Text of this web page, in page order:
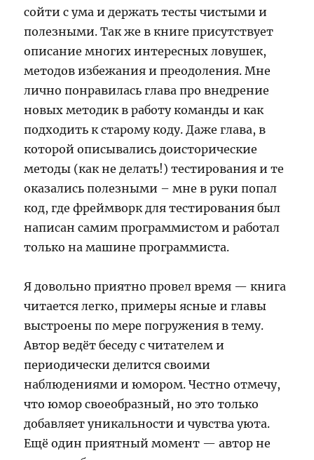
сойти с ума и держать тесты чистыми и
полезными. Так же в книге присутствует
описание многих интересных ловушек,
методов избежания и преодоления. Мне
лично понравилась глава про внедрение
новых методик в работу команды и как
подходить к старому коду. Даже глава, в
которой описывались доисторические
методы (как не делать!) тестирования и те
оказались полезными – мне в руки попал
код, где фреймворк для тестирования был
написан самим программистом и работал
только на машине программиста.
Я довольно приятно провел время — книга
читается легко, примеры ясные и главы
выстроены по мере погружения в тему.
Автор ведёт беседу с читателем и
периодически делится своими
наблюдениями и юмором. Честно отмечу,
что юмор своеобразный, но это только
добавляет уникальности и чувства уюта.
Ещё один приятный момент — автор не